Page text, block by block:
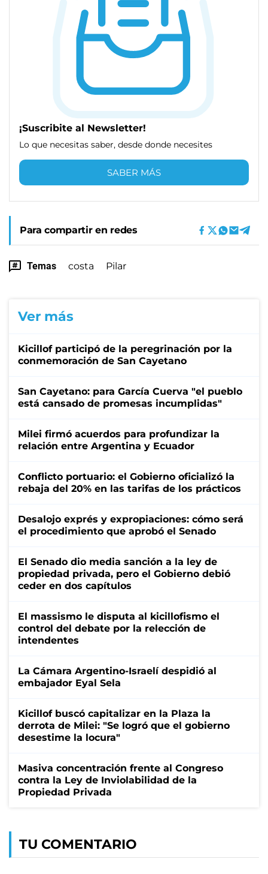
¡Suscribite al Newsletter!
Lo que necesitas saber, desde donde necesites
SABER MÁS
Para compartir en redes
Temas costa Pilar
Ver más
Kicillof participó de la peregrinación por la
conmemoración de San Cayetano
San Cayetano: para García Cuerva "el pueblo
está cansado de promesas incumplidas"
Milei firmó acuerdos para profundizar la
relación entre Argentina y Ecuador
Conflicto portuario: el Gobierno oficializó la
rebaja del 20% en las tarifas de los prácticos
Desalojo exprés y expropiaciones: cómo será
el procedimiento que aprobó el Senado
El Senado dio media sanción a la ley de
propiedad privada, pero el Gobierno debió
ceder en dos capítulos
El massismo le disputa al kicillofismo el
control del debate por la relección de
intendentes
La Cámara Argentino-Israelí despidió al
embajador Eyal Sela
Kicillof buscó capitalizar en la Plaza la
derrota de Milei: "Se logró que el gobierno
desestime la locura"
Masiva concentración frente al Congreso
contra la Ley de Inviolabilidad de la
Propiedad Privada
TU COMENTARIO